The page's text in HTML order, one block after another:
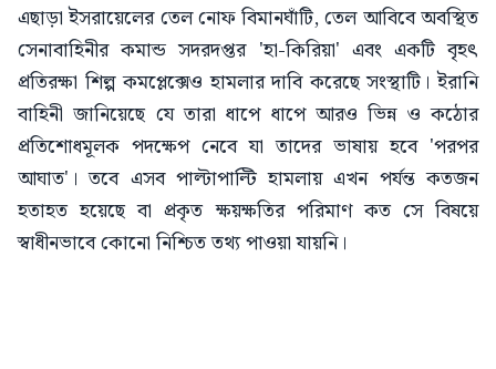
এছাড়া ইসরায়েলের তেল নোফ বিমানঘাঁটি, তেল আবিবে অবস্থিত
সেনাবাহিনীর কমান্ড সদরদপ্তর 'হা-কিরিয়া' এবং একটি বৃহৎ
প্রতিরক্ষা শিল্প কমপ্লেক্সেও হামলার দাবি করেছে সংস্থাটি। ইরানি
বাহিনী জানিয়েছে যে তারা ধাপে ধাপে আরও ভিন্ন ও কঠোর
প্রতিশোধমূলক পদক্ষেপ নেবে যা তাদের ভাষায় হবে 'পরপর
আঘাত'। তবে এসব পাল্টাপাল্টি হামলায় এখন পর্যন্ত কতজন
হতাহত হয়েছে বা প্রকৃত ক্ষয়ক্ষতির পরিমাণ কত সে বিষয়ে
স্বাধীনভাবে কোনো নিশ্চিত তথ্য পাওয়া যায়নি।